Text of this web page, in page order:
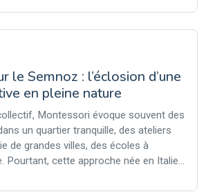
le Semnoz : l’éclosion d’une
en pleine nature
Montessori évoque souvent des
un quartier tranquille, des ateliers
de grandes villes, des écoles à
Pourtant, cette approche née en Italie...